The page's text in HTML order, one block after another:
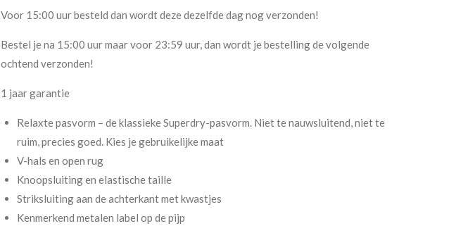
Voor 15:00 uur besteld dan wordt deze dezelfde dag nog verzonden!
Bestel je na 15:00 uur maar voor 23:59 uur, dan wordt je bestelling de volgende
ochtend verzonden!
1 jaar garantie
Relaxte pasvorm – de klassieke Superdry-pasvorm. Niet te nauwsluitend, niet te
ruim, precies goed. Kies je gebruikelijke maat
V-hals en open rug
Knoopsluiting en elastische taille
Striksluiting aan de achterkant met kwastjes
Kenmerkend metalen label op de pijp